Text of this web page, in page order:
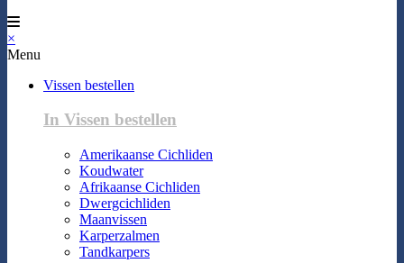
×
Menu
Vissen bestellen
In Vissen bestellen
Amerikaanse Cichliden
Koudwater
Afrikaanse Cichliden
Dwergcichliden
Maanvissen
Karperzalmen
Tandkarpers